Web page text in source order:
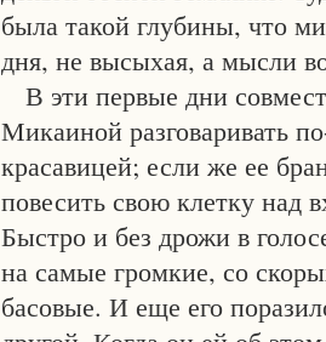
была такой глубины, что
дня, не высыхая, а мысли
В эти первые дни
Микаиной разговаривать
красавицей; если же ее
повесить свою клетку над
Быстро и без дрожи в
на самые громкие, со
басовые. И еще его